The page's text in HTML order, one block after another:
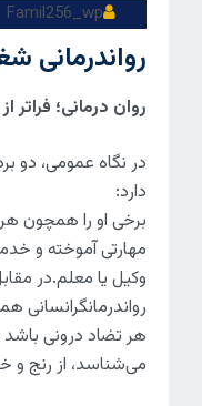
Famil256_wp
رواندرمانی
روان‌ درمانی؛
در نگاه عمومی، دو
دارد:
برخی او را همچون
مهارتی آموخته و
وکیل یا معلم.در
رواندرمانگرانسانی
هر تضاد درونی
می‌شناسد، از رنج و